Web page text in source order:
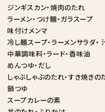
ジンギスカン・焼肉のたれ
ラーメン・つけ麺・ガラスープ
味付けメンマ
冷し麺スープ・ラーメンサラダ・
中華調味料・ラード・香味油
めんつゆ・だし
しゃぶしゃぶのたれ・すき焼きの
鍋つゆ
スープカレーの素